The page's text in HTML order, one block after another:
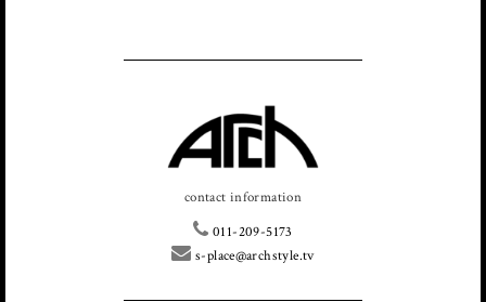
contact information
011-209-5173
s-place@archstyle.tv